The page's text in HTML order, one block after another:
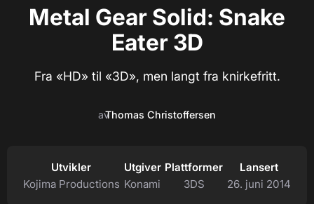
Metal Gear Solid: Snake
Eater 3D
Fra «HD» til «3D», men langt fra knirkefritt.
avThomas Christoffersen
Utvikler
Kojima Productions
Utgiver
Konami
Plattformer
3DS
Lansert
26. juni 2014